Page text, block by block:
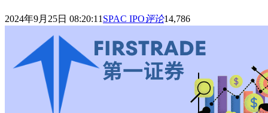
2024年9月25日 08:20:11 SPAC IPO评论14,786